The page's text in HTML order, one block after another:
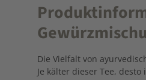
Die Vielfalt von
Je kälter dieser Tee,